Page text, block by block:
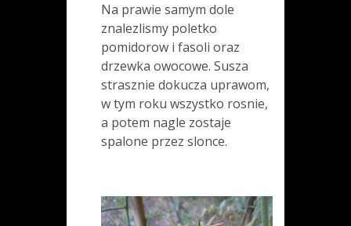
Na prawie samym dole
znalezlismy poletko
pomidorow i fasoli oraz
drzewka owocowe. Susza
strasznie dokucza uprawom,
w tym roku wszystko rosnie,
a potem nagle zostaje
spalone przez slonce.